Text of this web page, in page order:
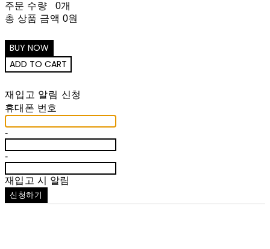
주문 수량
0개
총 상품 금액 0원
재입고 알림 신청
휴대폰 번호
-
-
재입고 시 알림
신청하기